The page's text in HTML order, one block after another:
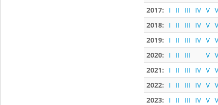
2017:
I II III IV V
2018:
I II III IV V
2019:
I II III IV V
2020:
I II III V
2021:
I II III IV V
2022:
I II III IV V
2023:
I II III IV V